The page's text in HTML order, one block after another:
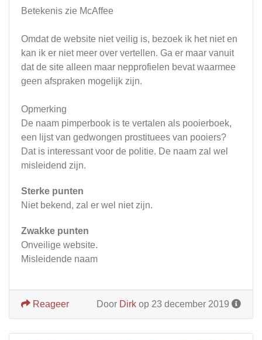
Betekenis zie McAffee
Omdat de website niet veilig is, bezoek ik het niet en
kan ik er niet meer over vertellen. Ga er maar vanuit
dat de site alleen maar nepprofielen bevat waarmee
geen afspraken mogelijk zijn.
Opmerking
De naam pimperbook is te vertalen als pooierboek,
een lijst van gedwongen prostituees van pooiers?
Dat is interessant voor de politie. De naam zal wel
misleidend zijn.
Sterke punten
Niet bekend, zal er wel niet zijn.
Zwakke punten
Onveilige website.
Misleidende naam
Door Dirk op 23 december 2019
Reageer